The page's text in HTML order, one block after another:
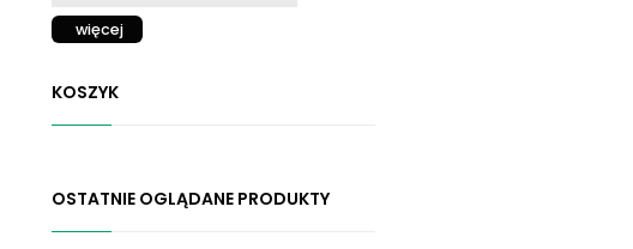
więcej
KOSZYK
OSTATNIE OGLĄDANE PRODUKTY